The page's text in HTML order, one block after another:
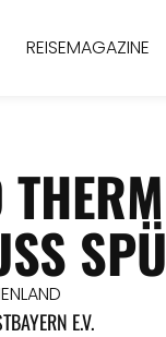
REISEMAGAZINE
E.V.